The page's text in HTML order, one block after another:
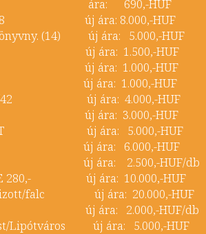
ára: 690,-HUF
H/38 új ára: 8.000,-HUF
(14) új ára: 5.000,-HUF
új ára: 1.500,-HUF
új ára: 1.000,-HUF
új ára: 1.000,-HUF
RO/42 új ára: 4.000,-HUF
új ára: 3.000,-HUF
új ára: 5.000,-HUF
új ára: 6.000,-HUF
ára: 2.500,-HUF/db
ME 280,- új ára: 10.000,-HUF
falc új ára: 20.000,-HUF
ára: 2.000,-HUF/db
Lipótváros új ára: 5.000,-HUF